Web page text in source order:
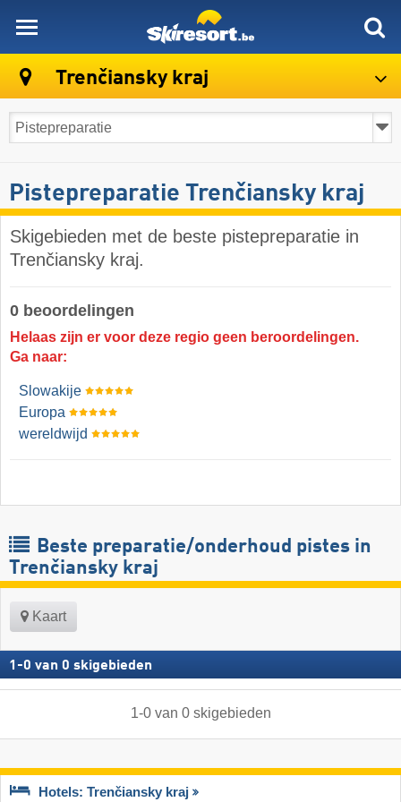
Trenčiansky kraj
Pistepreparatie Trenčiansky kraj
Skigebieden met de beste pistepreparatie in
Trenčiansky kraj.
0 beoordelingen
Helaas zijn er voor deze regio geen beroordelingen.
Ga naar:
Slowakije
Europa
wereldwijd
Beste preparatie/onderhoud pistes in
Trenčiansky kraj
Kaart
1 -0 van 0 skigebieden
1-0van 0 skigebieden
Hotels: Trenčiansky kraj